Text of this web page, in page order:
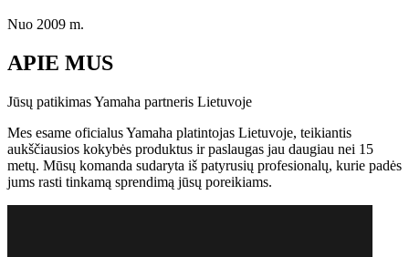
Nuo 2009 m.
APIE MUS
Jūsų patikimas Yamaha partneris Lietuvoje
Mes esame oficialus Yamaha platintojas Lietuvoje, teikiantis
aukščiausios kokybės produktus ir paslaugas jau daugiau nei 15
metų. Mūsų komanda sudaryta iš patyrusių profesionalų, kurie padės
jums rasti tinkamą sprendimą jūsų poreikiams.